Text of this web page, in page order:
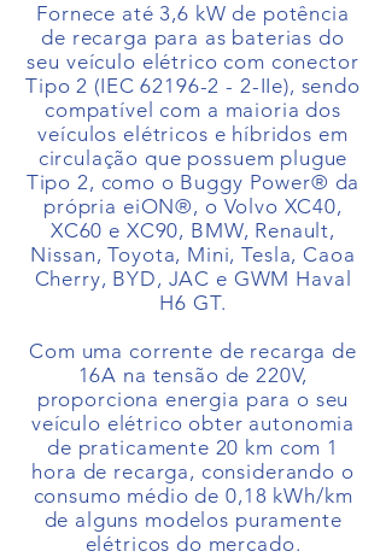
Fornece até 3,6 kW de potência
de recarga para as baterias do
seu veículo elétrico com conector
Tipo 2 (IEC 62196-2 - 2-IIe), sendo
compatível com a maioria dos
veículos elétricos e híbridos em
circulação que possuem plugue
Tipo 2, como o Buggy Power® da
própria eiON®, o Volvo XC40,
XC60 e XC90, BMW, Renault,
Nissan, Toyota, Mini, Tesla, Caoa
Cherry, BYD, JAC e GWM Haval
H6 GT.
Com uma corrente de recarga de
16A na tensão de 220V,
proporciona energia para o seu
veículo elétrico obter autonomia
de praticamente 20 km com 1
hora de recarga, considerando o
consumo médio de 0,18 kWh/km
de alguns modelos puramente
elétricos do mercado.